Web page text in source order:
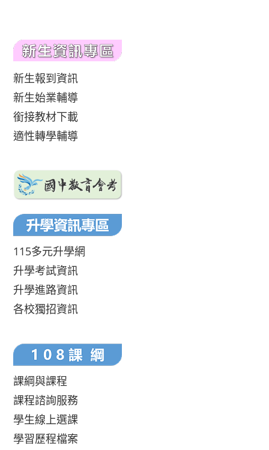
新生報到資訊
新生始業輔導
銜接教材下載
適性轉學輔導
115多元升學網
升學考試資訊
升學進路資訊
各校獨招資訊
課綱與課程
課程諮詢服務
學生線上選課
學習歷程檔案